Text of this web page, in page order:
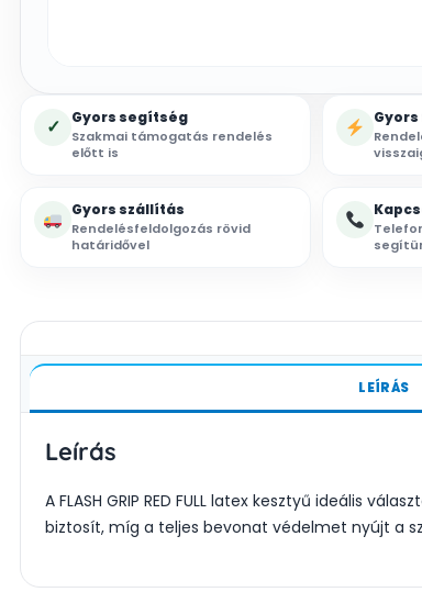
✓ Gyors segítség
Szakmai támogatás rendelés
előtt is
Gyors szállítás
Rendelésfeldolgozás rövid
határidővel
LEÍRÁS
Leírás
A FLASH GRIP RED FULL latex kesztyű ideális
biztosít, míg a teljes bevonat védelmet nyújt a